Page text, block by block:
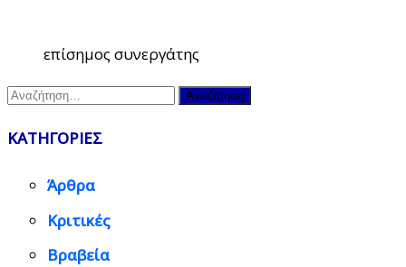
επίσημος συνεργάτης
Αναζήτηση
ΚΑΤΗΓΟΡΙΕΣ
Άρθρα
Κριτικές
Βραβεία